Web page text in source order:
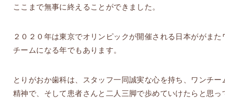
ここまで無事に終えることができました。
２０２０年は東京でオリンピックが開催される日本ががまた
チームになる年でもあります。
とりがおか歯科は、スタッフ一同誠実な心を持ち、ワンチー
精神で、そして患者さんと二人三脚で歩めていけたらと思っ